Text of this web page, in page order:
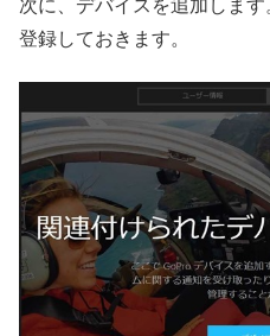
次に、デバイスを追加しま
登録しておきます。